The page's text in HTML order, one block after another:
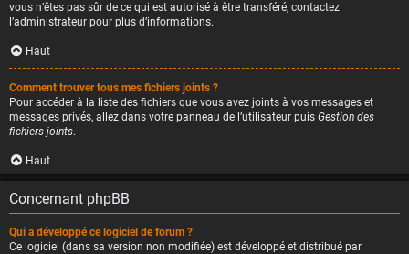
vous n’êtes pas sûr de ce qui est autorisé à être transféré, contactez
l’administrateur pour plus d’informations.
Haut
Comment trouver tous mes fichiers joints ?
Pour accéder à la liste des fichiers que vous avez joints à vos messages et
messages privés, allez dans votre panneau de l’utilisateur puis Gestion des
fichiers joints.
Haut
Concernant phpBB
Qui a développé ce logiciel de forum ?
Ce logiciel (dans sa version non modifiée) est développé et distribué par